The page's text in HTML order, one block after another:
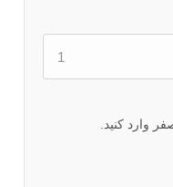
وارد کنید.